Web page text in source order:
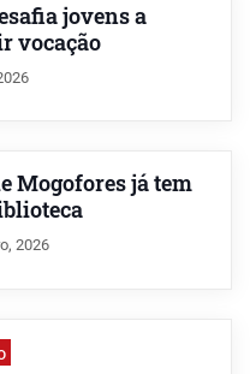
jovens a
vocação
Mogofores já tem
2026